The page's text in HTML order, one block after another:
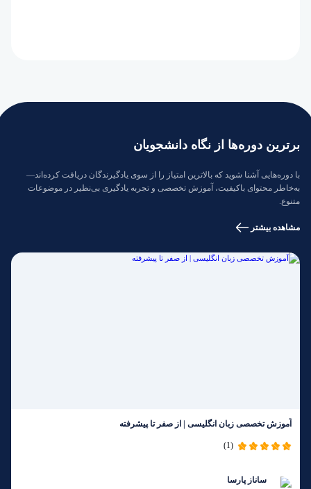
برترین دوره‌ها از نگاه دانشجویان
با دوره‌هایی آشنا شوید که بالاترین امتیاز را از سوی یادگیرندگان دریافت کرده‌اند—
به‌خاطر محتوای باکیفیت، آموزش تخصصی و تجربه یادگیری بی‌نظیر در موضوعات
متنوع.
مشاهده بیشتر
آموزش تخصصی زبان انگلیسی | از صفر تا پیشرفته
(1)
ساناز پارسا